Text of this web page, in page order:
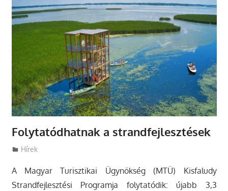
Folytatódhatnak a strandfejlesztések
Utazasok.org
Hírek
A Magyar Turisztikai Ügynökség (MTÜ) Kisfaludy
Strandfejlesztési Programja folytatódik: újabb 3,3